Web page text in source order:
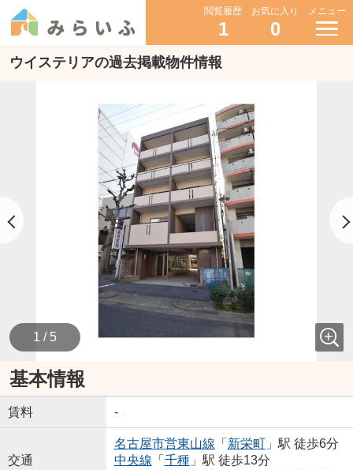
閲覧履歴
1
お気に入り
0
メニュー
ウイステリアの過去掲載物件情報
1 / 5
基本情報
賃料 -
交通
名古屋市営東山線 「 新栄町」駅 徒歩6分
中央線 「 千種」駅 徒歩13分